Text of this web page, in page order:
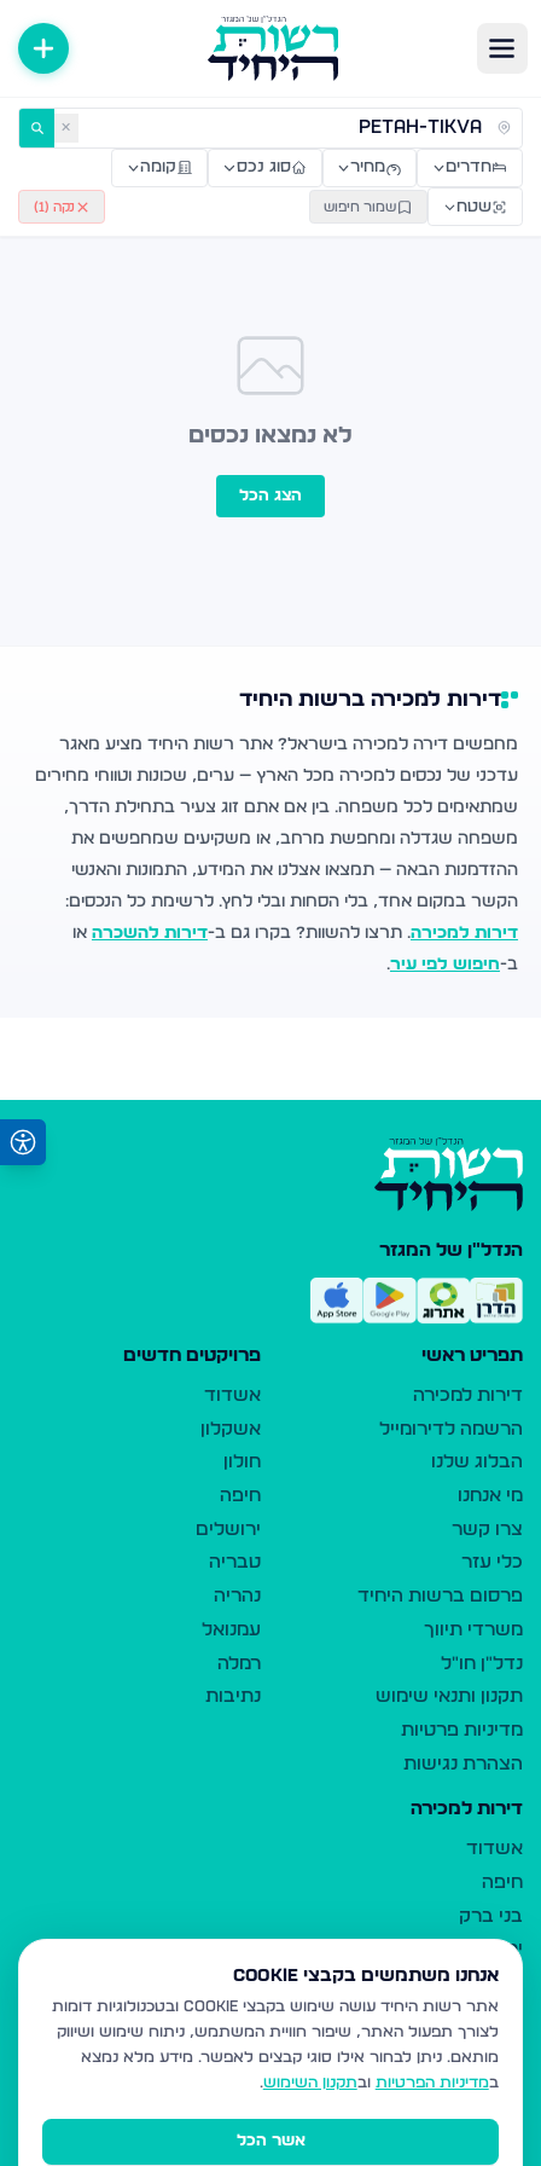
דירות למכירה ולהשכרה — רשות היחיד ✕
חדרים מחיר סוג נכס קומה
שטח שמור חיפוש נקה ( 1
)
לא נמצאו נכסים
הצג הכל
דירות למכירה ברשות היחיד
מחפשים דירה למכירה בישראל? אתר רשות היחיד מציע מאגר
עדכני של נכסים למכירה מכל הארץ — ערים, שכונות וטווחי מחירים
שמתאימים לכל משפחה. בין אם אתם זוג צעיר בתחילת הדרך,
משפחה שגדלה ומחפשת מרחב, או משקיעים שמחפשים את
ההזדמנות הבאה — תמצאו אצלנו את המידע, התמונות והאנשי
הקשר במקום אחד, בלי הסחות ובלי לחץ. לרשימת כל הנכסים:
דירות למכירה. תרצו להשוות? בקרו גם ב-דירות להשכרה או
ב-חיפוש לפי עיר.
הנדל"ן של המגזר
תפריט ראשי
דירות למכירה
הרשמה לדירומייל
הבלוג שלנו
מי אנחנו
צרו קשר
כלי עזר
פרסום ברשות היחיד
משרדי תיווך
נדל"ן חו"ל
תקנון ותנאי שימוש
מדיניות פרטיות
הצהרת נגישות
פרויקטים חדשים
אשדוד
אשקלון
חולון
חיפה
ירושלים
טבריה
נהריה
עמנואל
רמלה
נתיבות
דירות למכירה
אשדוד
חיפה
בני ברק
ירושלים
אלעד
גבעת זאב
בית שמש
רכסים
מודיעין עילית
אנחנו משתמשים בקבצי Cookie
אתר רשות היחיד עושה שימוש בקבצי Cookie ובטכנולוגיות דומות
לצורך תפעול האתר, שיפור חוויית המשתמש, ניתוח שימוש ושיווק
מותאם. ניתן לבחור אילו סוגי קבצים לאפשר. מידע מלא נמצא
במדיניות הפרטיות ובתקנון השימוש.
אשר הכל